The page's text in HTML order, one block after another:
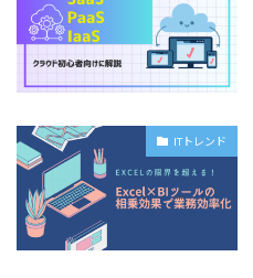
ITトレンド